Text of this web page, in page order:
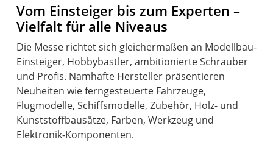
Vom Einsteiger bis zum Experten –
Vielfalt für alle Niveaus
Die Messe richtet sich gleichermaßen an Modellbau-
Einsteiger, Hobbybastler, ambitionierte Schrauber
und Profis. Namhafte Hersteller präsentieren
Neuheiten wie ferngesteuerte Fahrzeuge,
Flugmodelle, Schiffsmodelle, Zubehör, Holz- und
Kunststoffbausätze, Farben, Werkzeug und
Elektronik-Komponenten.